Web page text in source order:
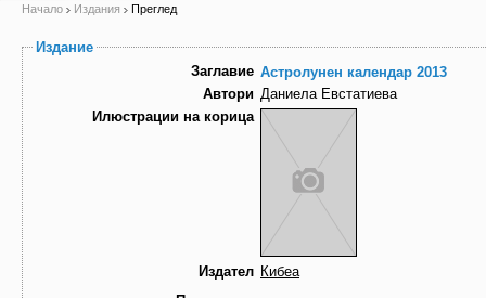
Начало Издания Преглед
Издание
Заглавие Астролунен календар 2013
Автори Даниела Евстатиева
Илюстрации на корица
Издател Кибеа